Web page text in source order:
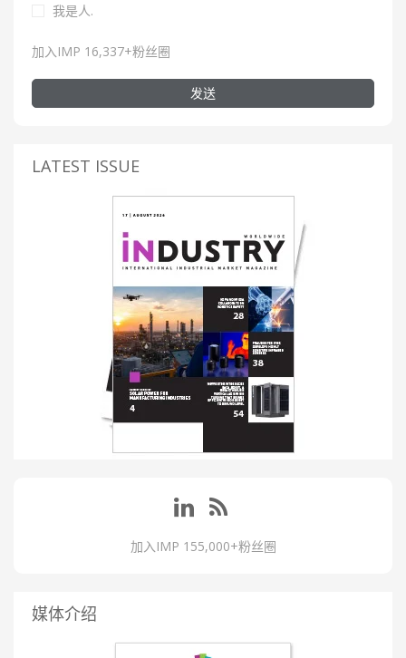
我是人.
加入IMP 16,337+粉丝圈
发送
LATEST ISSUE
加入IMP 155,000+粉丝圈
媒体介绍